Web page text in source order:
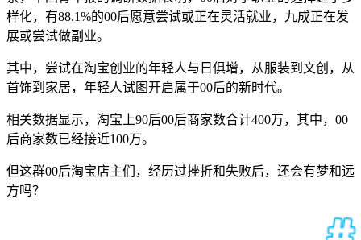
样化，有88.1%的00后愿意尝试或正在灵活就业，九成正在发
展或尝试做副业。
其中，尝试在淘宝创业的年轻人与日俱增，从服装到文创，从
首饰到家居，年轻人试图开启属于00后的新时代。
相关数据显示，淘宝上90后00后商家数合计400万，其中，00
后商家数已经接近100万。
但这群00后淘宝店主们，经历过挫折和失败后，还会有梦和远
方吗？